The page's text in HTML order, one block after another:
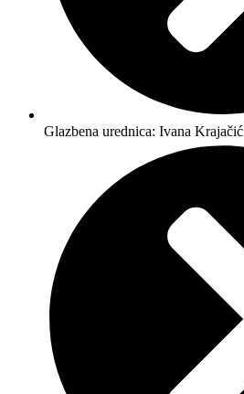
Glazbena urednica: Ivana Krajačić